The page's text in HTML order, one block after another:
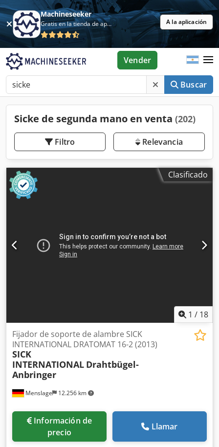
Machineseeker
Gratis en la tienda de aplicaciones A la aplicación
Buscar
Vender
Sicke de segunda mano en venta (202)
Filtro Relevancia
Clasificado
1 / 18
Menslage 12.256 km
Fijador de soporte de alambre SICK
INTERNATIONAL DRATOMAT 16-2 (2013)
SICK
INTERNATIONAL Drahtbügel-
Anbringer
Información de
precio
Llamar